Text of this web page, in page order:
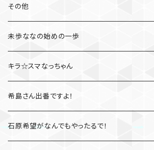
たびとも
その他
桃さんぽ
凛とジェシカのファイト一発
高橋しょう子と三上悠亜のShow your rockets
かすみレディオ
未歩ななの始めの一歩
キラ☆スマなっちゃん
希島さん出番ですよ！
石原希望がなんでもやったるで！